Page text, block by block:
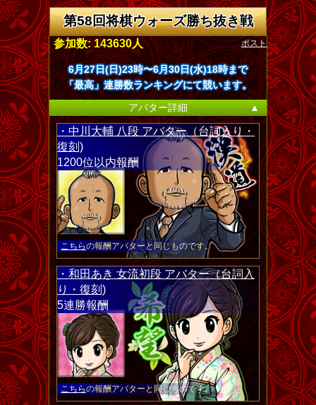
第58回将棋ウォーズ勝ち抜き戦
ポスト
参加数: 143630人
6月27日(日)23時〜6月30日(水)18時まで
「最高」連勝数ランキングにて競います。
アバター詳細
▲
・中川大輔 八段 アバター（台詞入り・
復刻)
1200位以内報酬
こちらの報酬アバターと同じものです。
・和田あき 女流初段 アバター（台詞入
り・復刻)
5連勝報酬
こちらの報酬アバターと同じものです。